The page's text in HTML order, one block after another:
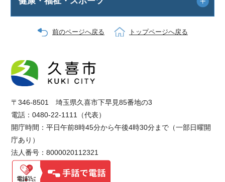
前のページへ戻る トップページへ戻る
〒346-8501 埼玉県久喜市下早見85番地の3
電話：0480-22-1111（代表）
開庁時間：平日午前8時45分から午後4時30分まで（一部日曜開
庁あり）
法人番号：8000020112321